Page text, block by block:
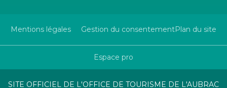
Mentions légales Gestion du consentementPlan du site
SITE OFFICIEL DE L'OFFICE DE TOURISME DE L'AUBRAC
Espace pro